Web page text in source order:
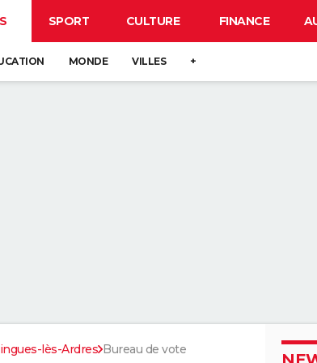
SPORT CULTURE FINANCE
MONDE VILLES +
lès-Ardres Bureau de vote